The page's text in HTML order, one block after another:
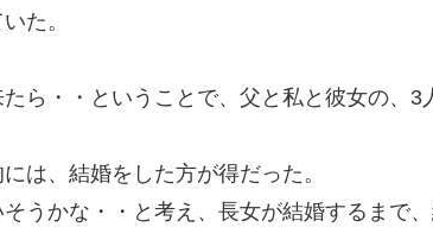
た。
ら・・ということで、父と私と彼女の、3
は、結婚をした方が得だった。
うかな・・と考え、長女が結婚するまで